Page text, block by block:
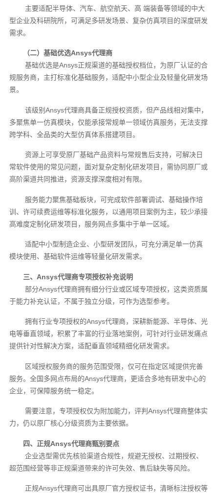
主要适配半导体、汽车、航空航天、高 端装备等领域的中大
型企业及科研院所，可满足多研发场景、复杂仿真项目的深度研发
需求。
（二）基础优选Ansys代理商
基础优选是Ansys正规渠道的基础授权档位，为原厂认证的合
规服务商，主打标准化基础服务，适配中小型企业及轻量化研发场
景。
该级别Ansys代理商具备正规授权资质，但产品线相对集中，
多聚焦单一仿真模块，仅能承接常规单一领域仿真服务，无法支撑
跨学科、全品类的大型仿真体系搭建项目。
资源上可享受原厂基础产品资料与常规售后支持，可解决日
常软件使用的常见问题，面对复杂定制化研发项目，需协同原厂或
高阶渠道共同推进，资源支撑深度相对有限。
服务能力聚焦基础板块，可完成软件部署调试、基础操作培
训、许可续费运维等标准化服务，以通用项目案例为主，较少承接
高难度定制化研发项目，服务网点多集中于单一区域。
适配中小型制造企业、小型研发团队，可充分满足单一仿真
模块使用、基础软件运维等轻量化研发需求。
三、Ansys代理商专项授权补充说明
部分Ansys代理商拥有细分行业或区域专项授权，这类资质属
于能力补充认证，不属于独立分级，可作为选型参考。
拥有行业专项授权的Ansys代理商，深耕新能源、半导体、光
电等垂直领域，积累了丰富的行业落地案例，可针对行业研发痛点
提供针对性解决方案，适配垂直领域精细化研发需求。
区域授权服务商的服务范围受限，仅可在指定区域提供完善
服务。全国多网点布局的Ansys代理商，更适合多地有研发中心的
企业，可保障服务统一稳定。
需要注意，专项授权仅为附加能力，评判Ansys代理商整体实
力，仍以原厂核心分级资质为主要依据。
四、正规Ansys代理商甄别要点
企业选型需优先核验渠道合规性，规避无授权、过期授权、
超范围经营等非正规渠道带来的许可失效、售后缺失等风险。
正规Ansys代理商可出具原厂官方授权证书，清晰标注授权等